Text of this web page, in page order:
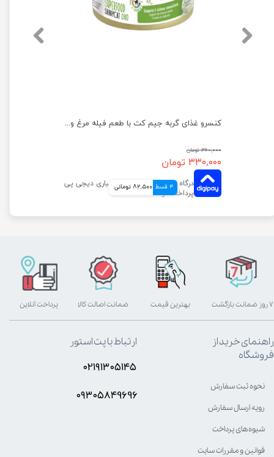
کنسرو غذای گربه جیم‌ کت با طعم فیله مرغ و سیب وزن 70 گرم
۳۶۰,۰۰۰ تومان
۳۳۰,۰۰۰ تومان
4 قسط 82,500 تومانی
بهترین قیمت پرداخت آنلاین ۷ روز ضمانت بازگشت ضمانت اصالت کالا
راهنمای خرید از
فروشگاه
نحوه ثبت سفارش
رویه ارسال سفارش
شیوه‌های پرداخت
قوانین و مقررات سایت
ارتباط با پت استور
۰۲۱۹۱۳۰۵۱۴۵
۰۹۳۰۵8۴9696